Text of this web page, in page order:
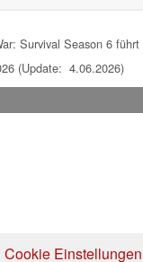
Survival Season 6
(Update: 4.06.2026)
Cookie Einstellungen